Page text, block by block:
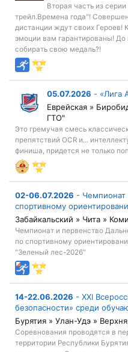
Вторая часть из
трейл.Времена года"!
дистанции ждут своих Героев!
эмоции вам гарантированы!
собирать свою медаль?!
05.07.2026 - «Лига
Еврейская »
ГТО"
Это гремучая смесь
препятствий OCR и...
финиша, придется не только
02-06.07.2026 -
спортивному
Забайкальский » Чита »
Чемпионат и первенство
по спортивному
"Зеленый лес-2026"
14-22.06.2026 - XXI
безопасности» среди
Бурятия » Улан-Удэ »
Соревнования проводятся в
территории Республики